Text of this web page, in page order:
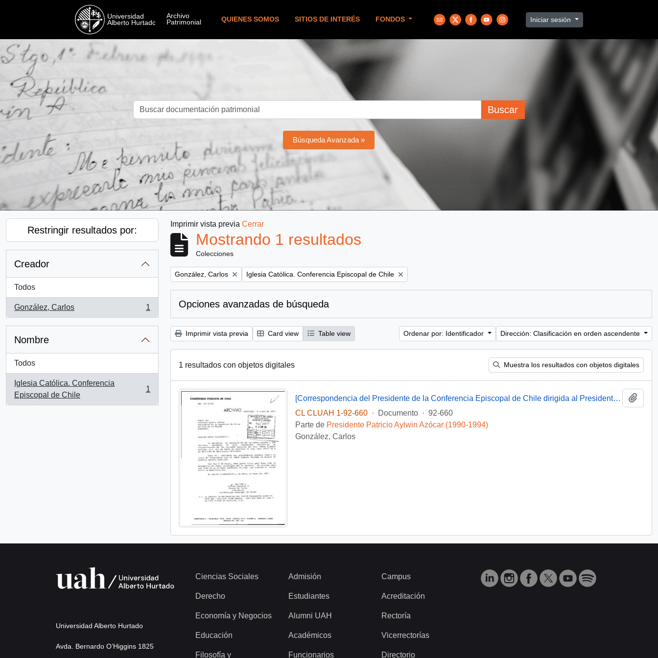
QUIENES SOMOS SITIOS DE INTERÉS FONDOS Iniciar sesión
Buscar
Búsqueda Avanzada »
Restringir resultados por:
Creador
Todos
González, Carlos
, 1 resultados
1
Nombre
Todos
Iglesia Católica. Conferencia
Episcopal de Chile
, 1 resultados
1
Imprimir vista previa Cerrar
Mostrando 1 resultados
Colecciones
Remove filter:
González, Carlos Remove filter:
Iglesia Católica. Conferencia Episcopal de Chile
Opciones avanzadas de búsqueda
Imprimir vista previa Card view Table view Ordenar por: Identificador Dirección: Clasificación en orden ascendente
1 resultados con objetos digitales Muestra los resultados con objetos digitales
[Correspondencia del Presidente de la Conferencia Episcopal de Chile dirigida al Presidente Patricio Aylwin]
CL CLUAH 1-92-660
· Documento · 92-660
Parte de Presidente Patricio Aylwin Azócar (1990-1994)
González, Carlos
Universidad Alberto Hurtado
Avda. Bernardo O’Higgins 1825
Ciencias Sociales
Derecho
Economía y Negocios
Educación
Filosofía y
Admisión
Estudiantes
Alumni UAH
Académicos
Funcionarios
Campus
Acreditación
Rectoría
Vicerrectorías
Directorio